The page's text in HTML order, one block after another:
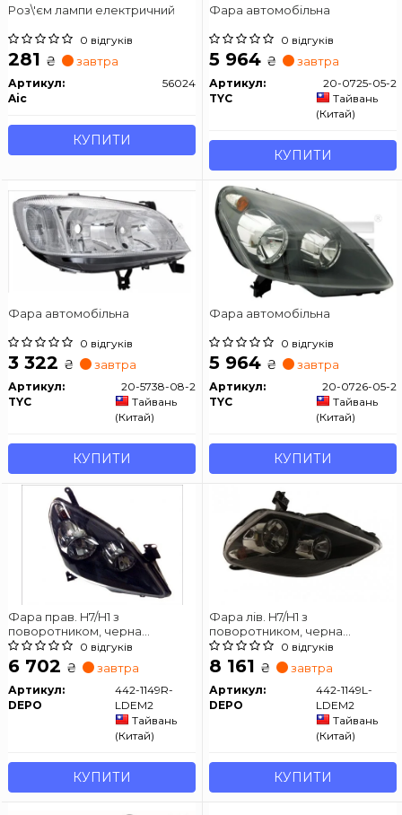
Роз\'єм лампи електричний
0 відгуків
281 ₴ завтра
Артикул:
56024
Aic
КУПИТИ
Фара автомобільна
0 відгуків
5 964 ₴ завтра
Артикул:
20-0725-05-2
TYC
Тайвань
(Китай)
КУПИТИ
Фара автомобільна
0 відгуків
3 322 ₴ завтра
Артикул:
20-5738-08-2
TYC
Тайвань
(Китай)
КУПИТИ
Фара автомобільна
0 відгуків
5 964 ₴ завтра
Артикул:
20-0726-05-2
TYC
Тайвань
(Китай)
КУПИТИ
Фара прав. H7/H1 з
поворотником, черна
рамка,авт. регул.с
моторчиком -06 [DEPO]
0 відгуків
6 702 ₴ завтра
Артикул:
442-1149R-
LDEM2
DEPO
Тайвань
(Китай)
КУПИТИ
Фара лів. H7/H1 з
поворотником, черна
рамка,авт. регул.с
моторчиком -06 [DEPO]
0 відгуків
8 161 ₴ завтра
Артикул:
442-1149L-
LDEM2
DEPO
Тайвань
(Китай)
КУПИТИ